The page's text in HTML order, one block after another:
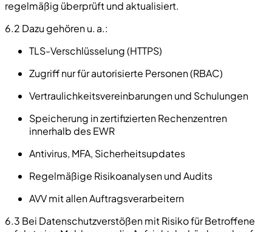
regelmäßig überprüft und aktualisiert.
6.2 Dazu gehören u. a.:
TLS-Verschlüsselung (HTTPS)
Zugriff nur für autorisierte Personen (RBAC)
Vertraulichkeitsvereinbarungen und Schulungen
Speicherung in zertifizierten Rechenzentren
innerhalb des EWR
Antivirus, MFA, Sicherheitsupdates
Regelmäßige Risikoanalysen und Audits
AVV mit allen Auftragsverarbeitern
6.3 Bei Datenschutzverstößen mit Risiko für Betroffene